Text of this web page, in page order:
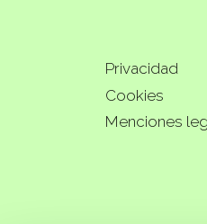
Privacidad
Cookies
Menciones